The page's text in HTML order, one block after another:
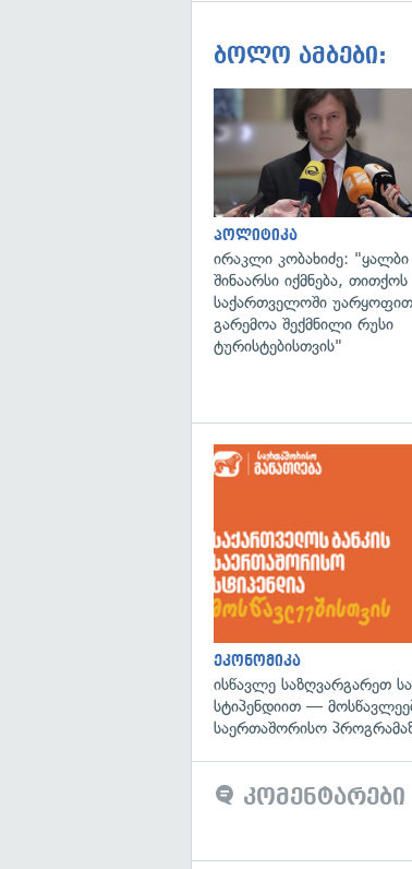
ბოლო ამბები:
პოლიტიკა
ირაკლი კობახიძე: "ყალბი
შინაარსი იქმნება, თითქოს
საქართველოში
გარემოა შექმნილი რუსი
ტურისტებისთვის"
ეკონომიკა
ისწავლე საზღვარგარეთ
სტიპენდიით —
საერთაშორისო
კომენტარები